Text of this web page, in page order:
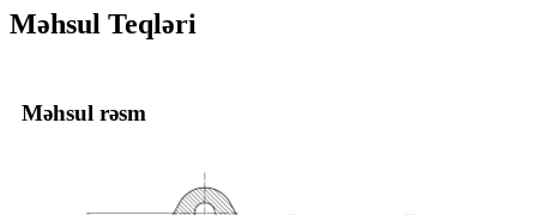
Məhsul Teqləri
Məhsul rəsm